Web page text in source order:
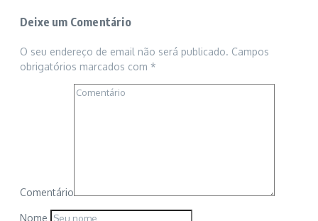
Deixe um Comentário
O seu endereço de email não será publicado. Campos
obrigatórios marcados com *
Comentário
Nome